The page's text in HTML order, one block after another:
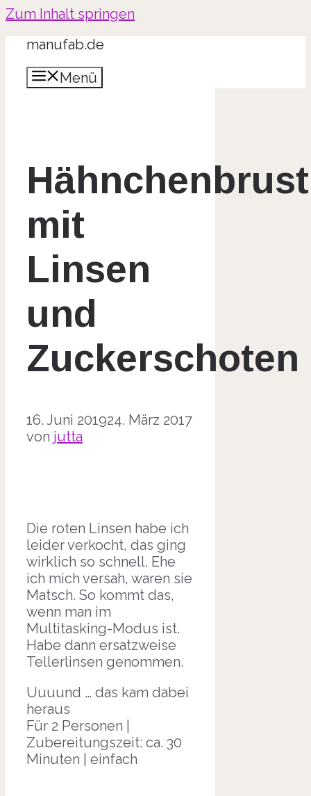
Zum Inhalt springen
manufab.de
Menü
Hähnchenbrust
mit
Linsen
und
Zuckerschoten
16. Juni 201924. März 2017
von jutta
Die roten Linsen habe ich
leider verkocht, das ging
wirklich so schnell. Ehe
ich mich versah, waren sie
Matsch. So kommt das,
wenn man im
Multitasking-Modus ist.
Habe dann ersatzweise
Tellerlinsen genommen.
Uuuund … das kam dabei
heraus
Für 2 Personen |
Zubereitungszeit: ca. 30
Minuten | einfach